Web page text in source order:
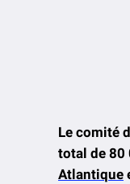
Le comité
total de 80
Atlantique